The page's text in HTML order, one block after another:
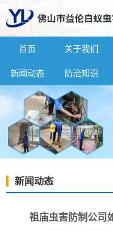
首页 关于我们
新闻动态 防治知识
新闻动态
祖庙虫害防制公司